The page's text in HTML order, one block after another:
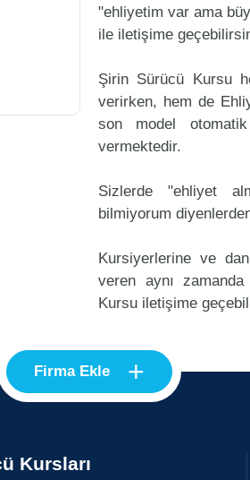
"ehliyetim var ama
ile iletişime
Şirin Sürücü Kursu
verirken, hem de
son model
vermektedir.
Sizlerde "ehliyet
bilmiyorum
Kursiyerlerine ve
veren aynı
Kursu iletişime
Firma Ekle +
Kursları